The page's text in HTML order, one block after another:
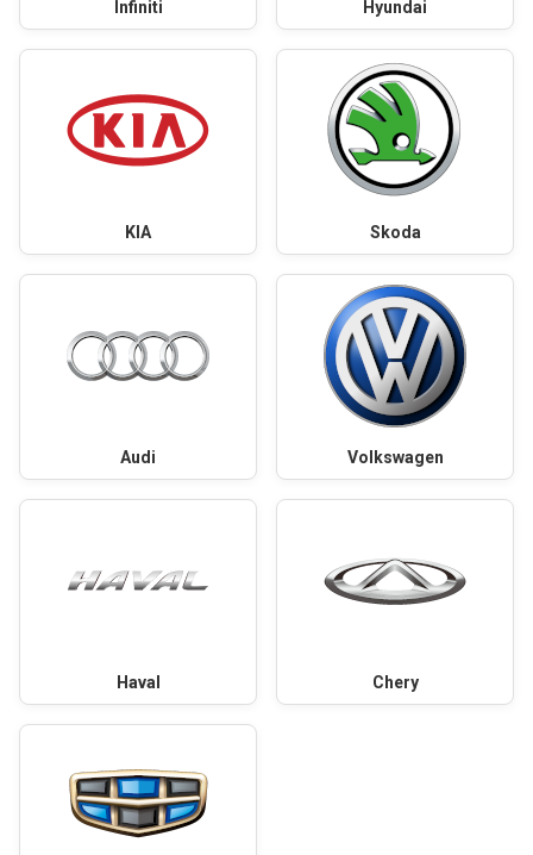
Infiniti Hyundai
KIA Skoda
Audi Volkswagen
Haval Chery